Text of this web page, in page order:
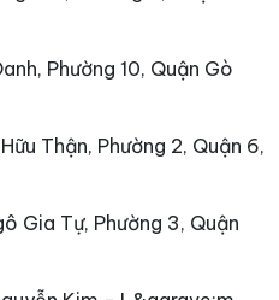
Phường 10, Quận Gò
Thận, Phường 2, Quận 6,
Gia Tự, Phường 3, Quận